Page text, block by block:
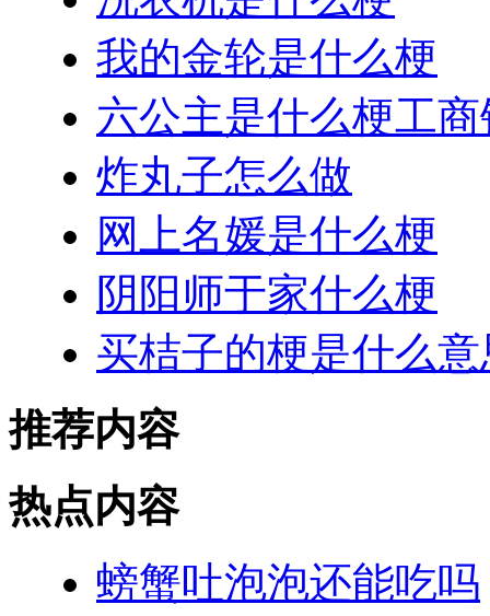
我的金轮是什么梗
六公主是什么梗工商
炸丸子怎么做
网上名媛是什么梗
阴阳师于家什么梗
买桔子的梗是什么意
推荐内容
热点内容
螃蟹吐泡泡还能吃吗